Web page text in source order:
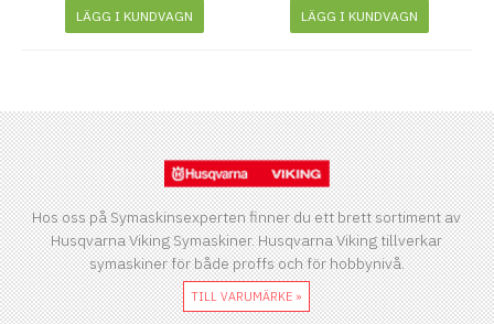
LÄGG I KUNDVAGN LÄGG I KUNDVAGN
Hos oss på Symaskinsexperten finner du ett brett sortiment av
Husqvarna Viking Symaskiner. Husqvarna Viking tillverkar
symaskiner för både proffs och för hobbynivå.
TILL VARUMÄRKE »